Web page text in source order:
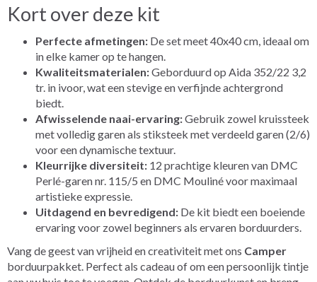
Kort over deze kit
Perfecte afmetingen: De set meet 40x40 cm, ideaal om
in elke kamer op te hangen.
Kwaliteitsmaterialen:Geborduurd op Aida 352/22 3,2
tr. in ivoor, wat een stevige en verfijnde achtergrond
biedt.
Afwisselende naai-ervaring:Gebruik zowel kruissteek
met volledig garen als stiksteek met verdeeld garen (2/6)
voor een dynamische textuur.
Kleurrijke diversiteit: 12 prachtige kleuren van DMC
Perlé-garen nr. 115/5 en DMC Mouliné voor maximaal
artistieke expressie.
Uitdagend en bevredigend: De kit biedt een boeiende
ervaring voor zowel beginners als ervaren borduurders.
Vang de geest van vrijheid en creativiteit met ons Camper
borduurpakket. Perfect als cadeau of om een ​​persoonlijk tintje